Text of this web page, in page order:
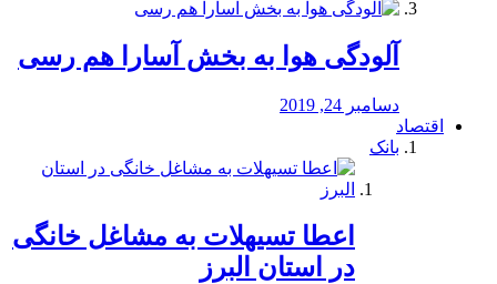
آلودگی هوا به بخش آسارا هم رسی
دسامبر 24, 2019
اقتصاد
بانک
️اعطا تسیهلات به مشاغل خانگی
در استان البرز